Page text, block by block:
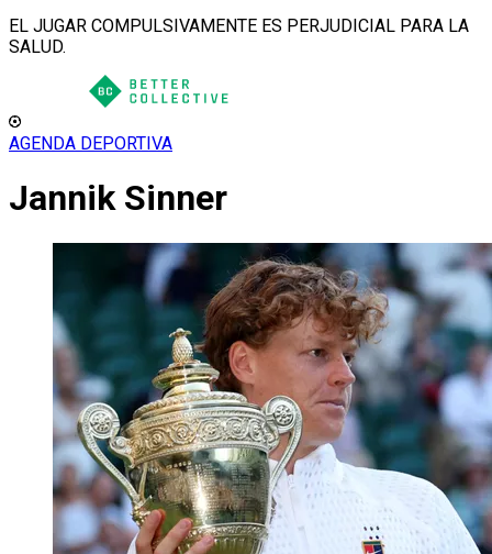
EL JUGAR COMPULSIVAMENTE ES PERJUDICIAL PARA LA
SALUD.
AGENDA DEPORTIVA
Jannik Sinner